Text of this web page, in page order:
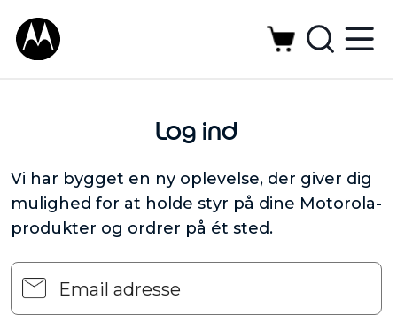
Log ind
Vi har bygget en ny oplevelse, der giver dig
mulighed for at holde styr på dine Motorola-
produkter og ordrer på ét sted.
Email adresse